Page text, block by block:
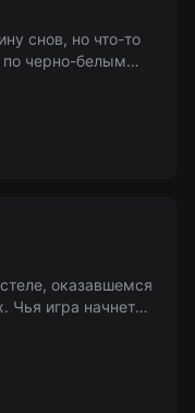
снов, но что-то
по черно-белым
оказавшемся
Чья игра начнется